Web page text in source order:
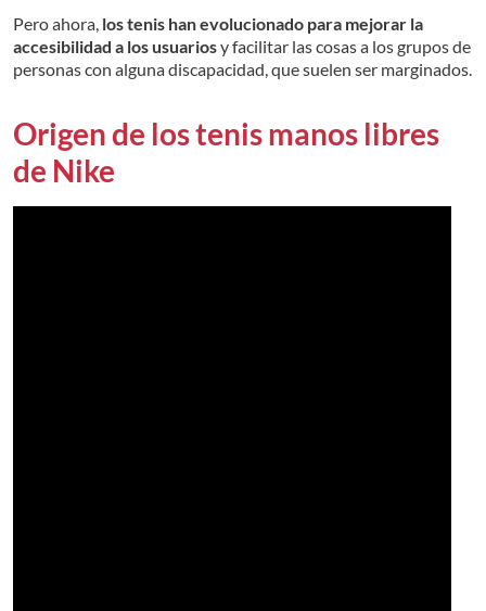
Pero ahora, los tenis han evolucionado para mejorar la
accesibilidad a los usuariosy facilitar las cosas a los grupos de
personas con alguna discapacidad, que suelen ser marginados.
Origen de los tenis manos libres
de Nike